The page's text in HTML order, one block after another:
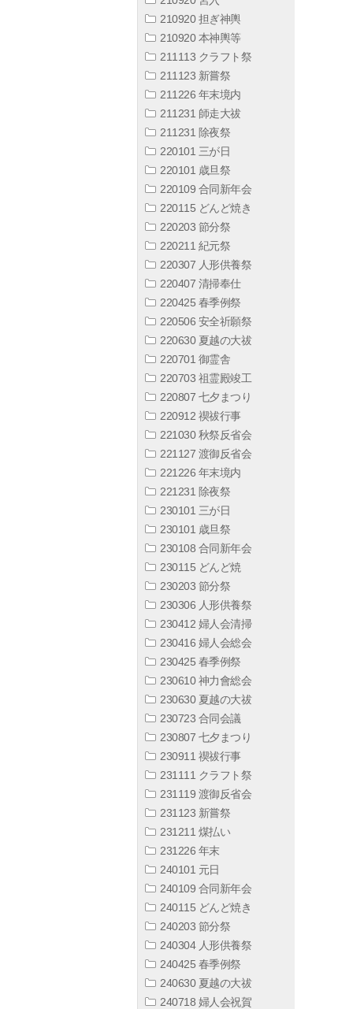
210920 担ぎ神輿
210920 本神輿等
211113 クラフト祭
211123 新嘗祭
211226 年末境内
211231 師走大祓
211231 除夜祭
220101 三が日
220101 歳旦祭
220109 合同新年会
220115 どんど焼き
220203 節分祭
220211 紀元祭
220307 人形供養祭
220407 清掃奉仕
220425 春季例祭
220506 安全祈願祭
220630 夏越の大祓
220701 御霊舎
220703 祖霊殿竣工
220807 七夕まつり
220912 禊祓行事
221030 秋祭反省会
221127 渡御反省会
221226 年末境内
221231 除夜祭
230101 三が日
230101 歳旦祭
230108 合同新年会
230115 どんど焼
230203 節分祭
230306 人形供養祭
230412 婦人会清掃
230416 婦人会総会
230425 春季例祭
230610 神力會総会
230630 夏越の大祓
230723 合同会議
230807 七夕まつり
230911 禊祓行事
231111 クラフト祭
231119 渡御反省会
231123 新嘗祭
231211 煤払い
231226 年末
240101 元日
240109 合同新年会
240115 どんど焼き
240203 節分祭
240304 人形供養祭
240425 春季例祭
240630 夏越の大祓
240718 婦人会祝賀